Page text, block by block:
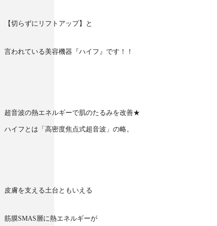
【切らずにリフトアップ】と
言われている美容機器『ハイフ』です！！
超音波の熱エネルギーで肌のたるみを改善★
ハイフとは「高密度焦点式超音波」の略。
皮膚を支える土台ともいえる
筋膜SMAS層に熱エネルギーが